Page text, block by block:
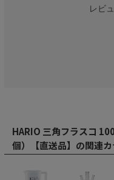
レビ
HARIO 三角フラスコ
個）【直送品】の関連カ